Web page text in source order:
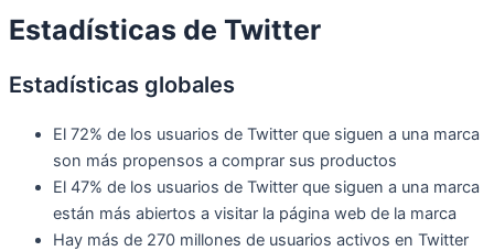
Estadísticas de Twitter
Estadísticas globales
El 72% de los usuarios de Twitter que siguen a una marca
son más propensos a comprar sus productos
El 47% de los usuarios de Twitter que siguen a una marca
están más abiertos a visitar la página web de la marca
Hay más de 270 millones de usuarios activos en Twitter